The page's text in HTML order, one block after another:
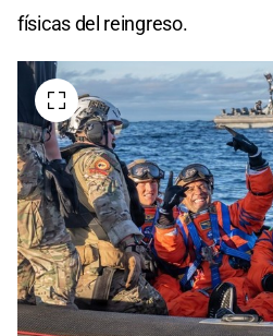
físicas del reingreso.